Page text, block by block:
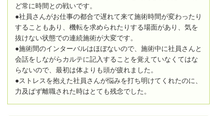
ど常に時間との戦いです。
●社員さんがお仕事の都合で遅れて来て施術時間が変わったり
することもあり、機転を求められたりする場面があり、気を
抜けない状態での連続施術が大変です。
●施術間のインターバルはほぼないので、施術中に社員さんと
会話をしながらカルテに記入することを覚えていなくてはな
らないので、最初は体よりも頭が疲れました。
●ストレスを抱えた社員さんが悩みを打ち明けてくれたのに、
力及ばず離職された時はとても残念でした。